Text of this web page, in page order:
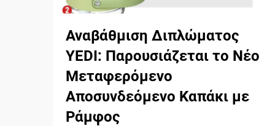
Αναβάθμιση Διπλώματος
YEDI: Παρουσιάζεται το Νέο
Μεταφερόμενο
Αποσυνδεόμενο Καπάκι με
Ράμφος